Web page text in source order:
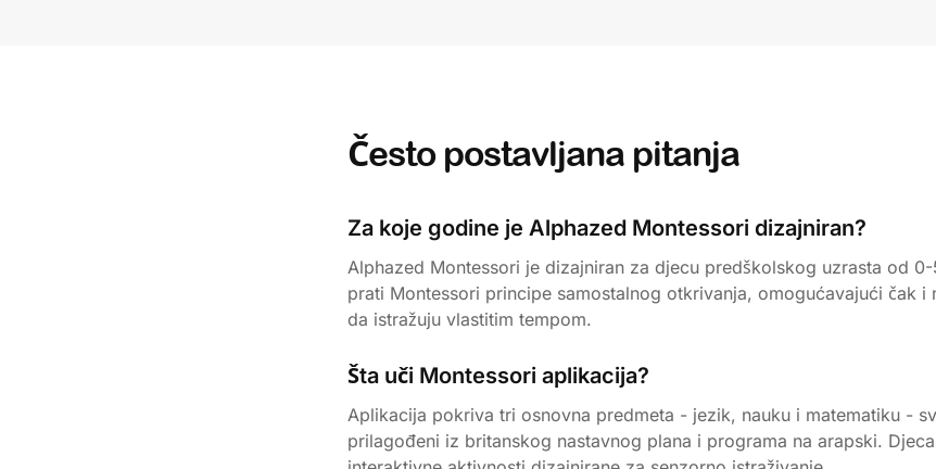
Često postavljana pitanja
Za koje godine je Alphazed Montessori dizajniran?
Alphazed Montessori je dizajniran za djecu predškolskog uzrasta od
prati Montessori principe samostalnog otkrivanja, omogućavajući čak i
da istražuju vlastitim tempom.
Šta uči Montessori aplikacija?
Aplikacija pokriva tri osnovna predmeta - jezik, nauku i matematiku -
prilagođeni iz britanskog nastavnog plana i programa na arapski.